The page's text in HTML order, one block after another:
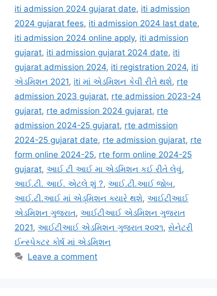
iti admission 2024 gujarat date, iti admission
2024 gujarat fees, iti admission 2024 last date,
iti admission 2024 online apply, iti admission
gujarat, iti admission gujarat 2024 date, iti
gujarat admission 2024, iti registration 2024, iti
એડમિશન 2021, iti માં એડમિશન કેવી રીતે થશે, rte
admission 2023 gujarat, rte admission 2023-24
gujarat, rte admission 2024 gujarat, rte
admission 2024-25 gujarat, rte admission
2024-25 gujarat date, rte admission gujarat, rte
form online 2024-25, rte form online 2024-25
gujarat, આઈ ટી આઈ મા એડમિશન કઈ રીતે લેવું,
આઈ.ટી. આઈ. એટલે શું ?, આઈ.ટી.આઈ જોબ,
આઈ.ટી.આઈ માં એડ્મિશન ક્યારે થશે, આઈટીઆઈ
એડમિશન ગુજરાત, આઈટીઆઈ એડમિશન ગુજરાત
2021, આઈટીઆઈ એડમિશન ગુજરાત ૨૦૨૧, સેનેટરી
ઈન્સ્પેક્ટર કોર્ષ માં એડમિશન
Leave a comment